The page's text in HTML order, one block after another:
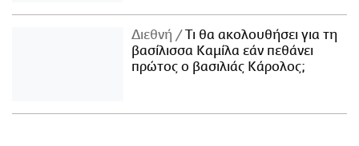
Διεθνή
Τι θα ακολουθήσει για τη
βασίλισσα Καμίλα εάν πεθάνει
πρώτος ο βασιλιάς Κάρολος;